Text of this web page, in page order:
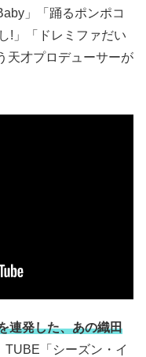
」「踊るポンポコ
!」「ドレミファだい
天才プロデューサーが
連発した、あの織田
TUBE「シーズン・イ